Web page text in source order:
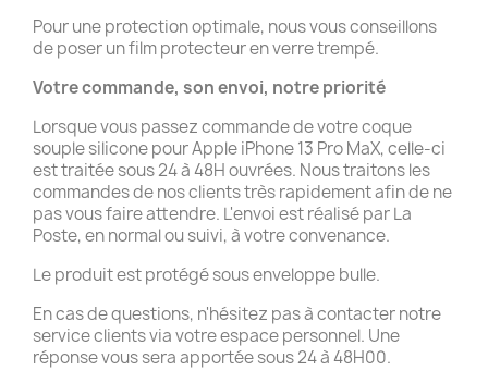
Pour une protection optimale, nous vous conseillons
de poser un film protecteur en verre trempé.
Votre commande, son envoi, notre priorité
Lorsque vous passez commande de votre coque
souple silicone pour Apple iPhone 13 Pro MaX, celle-ci
est traitée sous 24 à 48H ouvrées. Nous traitons les
commandes de nos clients très rapidement afin de ne
pas vous faire attendre. L'envoi est réalisé par La
Poste, en normal ou suivi, à votre convenance.
Le produit est protégé sous enveloppe bulle.
En cas de questions, n'hésitez pas à contacter notre
service clients via votre espace personnel. Une
réponse vous sera apportée sous 24 à 48H00.